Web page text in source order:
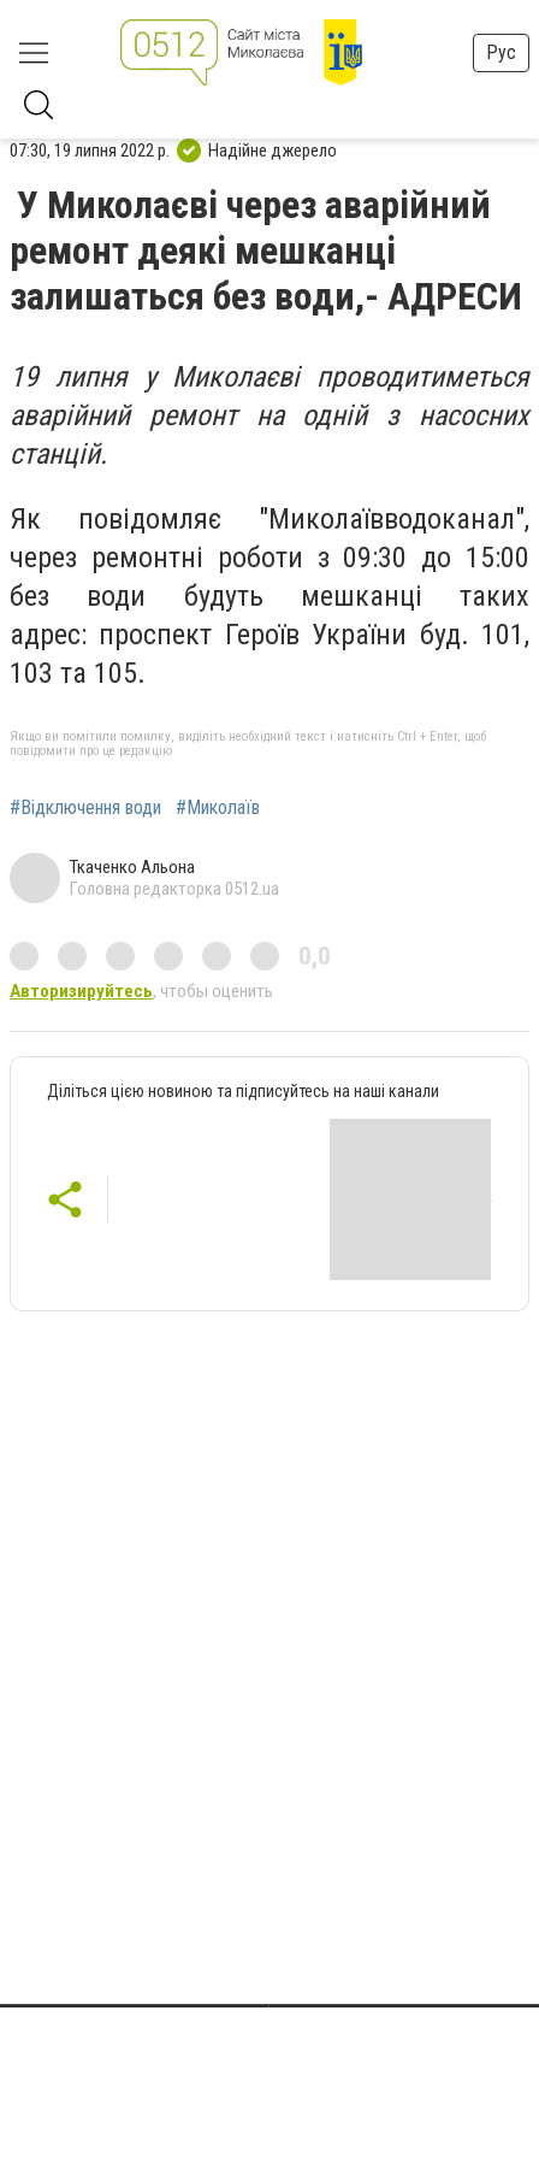
Рус
07:30, 19 липня 2022 р. Надійне джерело
У Миколаєві через аварійний
ремонт деякі мешканці
залишаться без води,- АДРЕСИ
19 липня у Миколаєві проводитиметься
аварійний ремонт на одній з насосних
станцій.
Як повідомляє "Миколаївводоканал",
через ремонтні роботи з 09:30 до 15:00
без води будуть мешканці таких
адрес: проспект Героїв України буд. 101,
103 та 105.
Якщо ви помітили помилку, виділіть необхідний текст і натисніть Ctrl + Enter, щоб
повідомити про це редакцію
#Відключення води #Миколаїв
Ткаченко Альона
Головна редакторка 0512.ua
0,0
Авторизируйтесь, чтобы оценить
Діліться цією новиною та підписуйтесь на наші канали